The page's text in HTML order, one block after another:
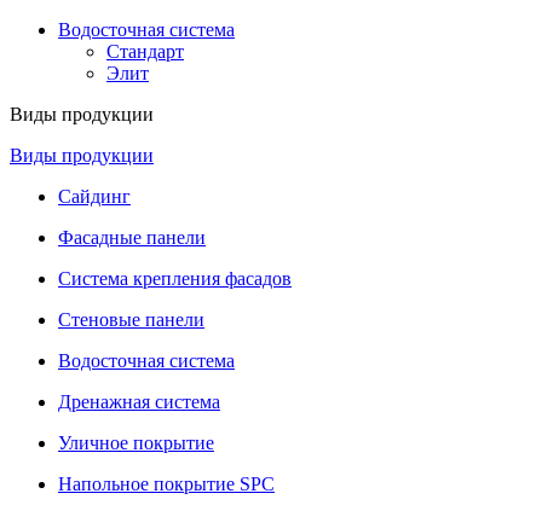
Водосточная система
Стандарт
Элит
Виды продукции
Виды продукции
Сайдинг
Фасадные панели
Система крепления фасадов
Стеновые панели
Водосточная система
Дренажная система
Уличное покрытие
Напольное покрытие SPC